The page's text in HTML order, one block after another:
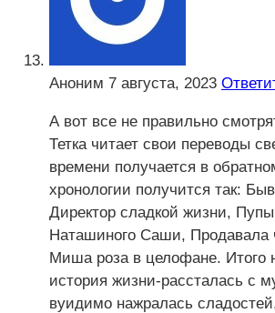
Аноним 7 августа, 2023
А вот все не правильно
Тетка читает свои переводы
времени получается в
хронологии получится так:
Директор сладкой жизни,
Наташиного Саши, Продавала
Миша роза в целофане. Итого
история жизни-рассталась с
вуидимо нажралась